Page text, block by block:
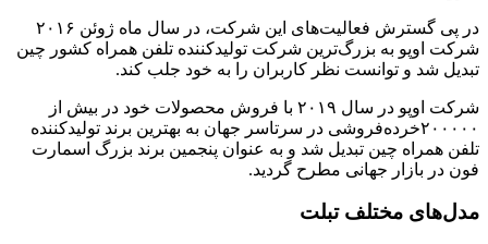
در پی گسترش فعالیت‌های این شرکت، در سال ماه ژوئن ۲۰۱۶
شرکت اوپو به بزرگ‌ترین شرکت تولیدکننده تلفن همراه کشور چین
تبدیل شد و توانست نظر کاربران را به خود جلب کند.
شرکت اوپو در سال ۲۰۱۹ با فروش محصولات خود در بیش از
۲۰۰۰۰۰خرده‌فروشی در سرتاسر جهان به بهترین برند تولیدکننده
تلفن همراه چین تبدیل شد و به عنوان پنجمین برند بزرگ اسمارت
فون در بازار جهانی مطرح گردید.
مدل‌های مختلف تبلت